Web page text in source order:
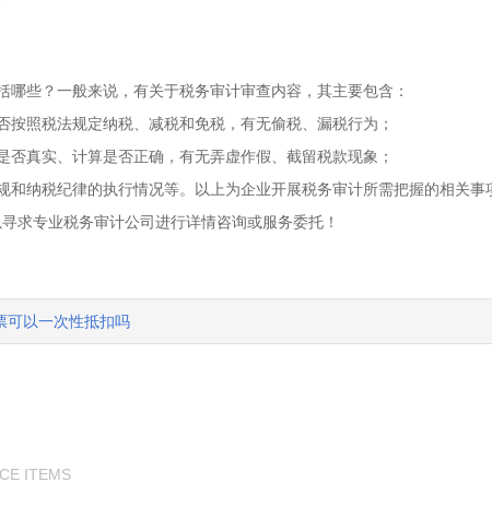
哪些？一般来说，有关于税务审计审查内容，其主要包含：
按照税法规定纳税、减税和免税，有无偷税、漏税行为；
否真实、计算是否正确，有无弄虚作假、截留税款现象；
和纳税纪律的执行情况等。以上为企业开展税务审计所需把握的相
求专业税务审计公司进行详情咨询或服务委托！
可以一次性抵扣吗
ITEMS